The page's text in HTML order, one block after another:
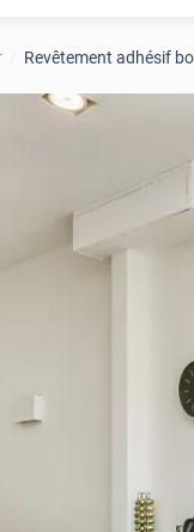
Revêtement adhésif